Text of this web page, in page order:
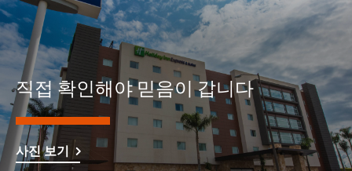
직접 확인해야 믿음이 갑니다
사진 보기